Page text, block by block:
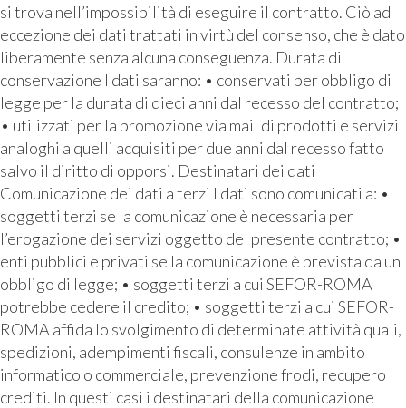
si trova nell’impossibilità di eseguire il contratto. Ciò ad
eccezione dei dati trattati in virtù del consenso, che è dato
liberamente senza alcuna conseguenza. Durata di
conservazione I dati saranno: • conservati per obbligo di
legge per la durata di dieci anni dal recesso del contratto;
• utilizzati per la promozione via mail di prodotti e servizi
analoghi a quelli acquisiti per due anni dal recesso fatto
salvo il diritto di opporsi. Destinatari dei dati
Comunicazione dei dati a terzi I dati sono comunicati a: •
soggetti terzi se la comunicazione è necessaria per
l’erogazione dei servizi oggetto del presente contratto; •
enti pubblici e privati se la comunicazione è prevista da un
obbligo di legge; • soggetti terzi a cui SEFOR-ROMA
potrebbe cedere il credito; • soggetti terzi a cui SEFOR-
ROMA affida lo svolgimento di determinate attività quali,
spedizioni, adempimenti fiscali, consulenze in ambito
informatico o commerciale, prevenzione frodi, recupero
crediti. In questi casi i destinatari della comunicazione